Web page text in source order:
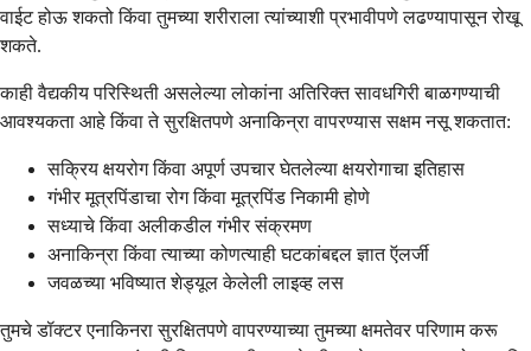
वाईट होऊ शकतो किंवा तुमच्या शरीराला त्यांच्याशी प्रभावीपणे लढण्यापासून रोखू
शकते.
काही वैद्यकीय परिस्थिती असलेल्या लोकांना अतिरिक्त सावधगिरी बाळगण्याची
आवश्यकता आहे किंवा ते सुरक्षितपणे अनाकिन्रा वापरण्यास सक्षम नसू शकतात:
सक्रिय क्षयरोग किंवा अपूर्ण उपचार घेतलेल्या क्षयरोगाचा इतिहास
गंभीर मूत्रपिंडाचा रोग किंवा मूत्रपिंड निकामी होणे
सध्याचे किंवा अलीकडील गंभीर संक्रमण
अनाकिन्रा किंवा त्याच्या कोणत्याही घटकांबद्दल ज्ञात ऍलर्जी
जवळच्या भविष्यात शेड्यूल केलेली लाइव्ह लस
तुमचे डॉक्टर एनाकिनरा सुरक्षितपणे वापरण्याच्या तुमच्या क्षमतेवर परिणाम करू